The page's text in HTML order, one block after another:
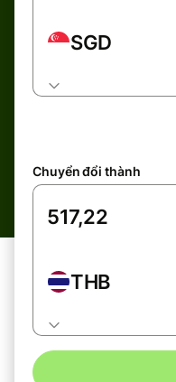
SGD
Chuyển đổi thành
THB